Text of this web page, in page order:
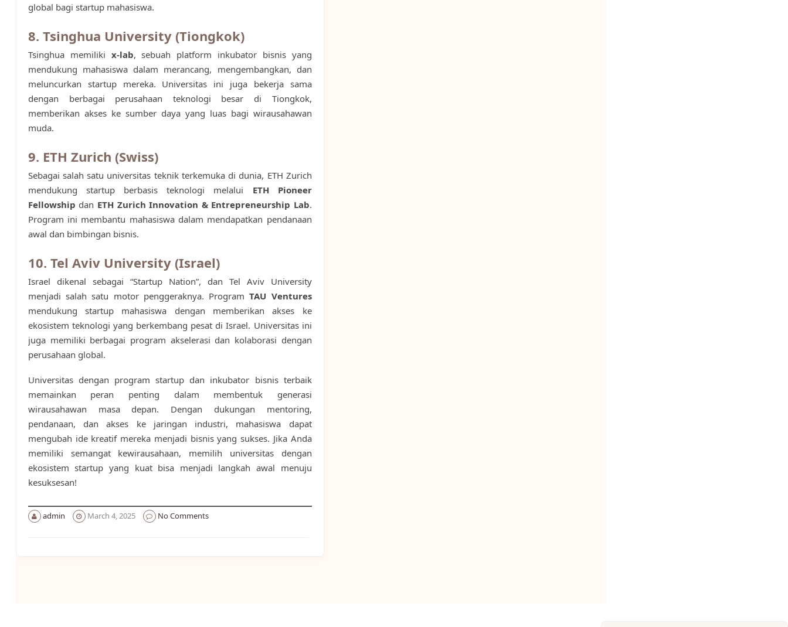
global bagi startup mahasiswa.
8. Tsinghua University (Tiongkok)
Tsinghua memiliki x-lab, sebuah platform inkubator bisnis yang
mendukung mahasiswa dalam merancang, mengembangkan, dan
meluncurkan startup mereka. Universitas ini juga bekerja sama
dengan berbagai perusahaan teknologi besar di Tiongkok,
memberikan akses ke sumber daya yang luas bagi wirausahawan
muda.
9. ETH Zurich (Swiss)
Sebagai salah satu universitas teknik terkemuka di dunia, ETH Zurich
mendukung startup berbasis teknologi melalui ETH Pioneer
Fellowship dan ETH Zurich Innovation & Entrepreneurship Lab.
Program ini membantu mahasiswa dalam mendapatkan pendanaan
awal dan bimbingan bisnis.
10. Tel Aviv University (Israel)
Israel dikenal sebagai “Startup Nation”, dan Tel Aviv University
menjadi salah satu motor penggeraknya. ProgramTAU Ventures
mendukung startup mahasiswa dengan memberikan akses ke
ekosistem teknologi yang berkembang pesat di Israel. Universitas ini
juga memiliki berbagai program akselerasi dan kolaborasi dengan
perusahaan global.
Universitas dengan program startup dan inkubator bisnis terbaik
memainkan peran penting dalam membentuk generasi
wirausahawan masa depan. Dengan dukungan mentoring,
pendanaan, dan akses ke jaringan industri, mahasiswa dapat
mengubah ide kreatif mereka menjadi bisnis yang sukses. Jika Anda
memiliki semangat kewirausahaan, memilih universitas dengan
ekosistem startup yang kuat bisa menjadi langkah awal menuju
kesuksesan!
admin March 4, 2025 No Comments